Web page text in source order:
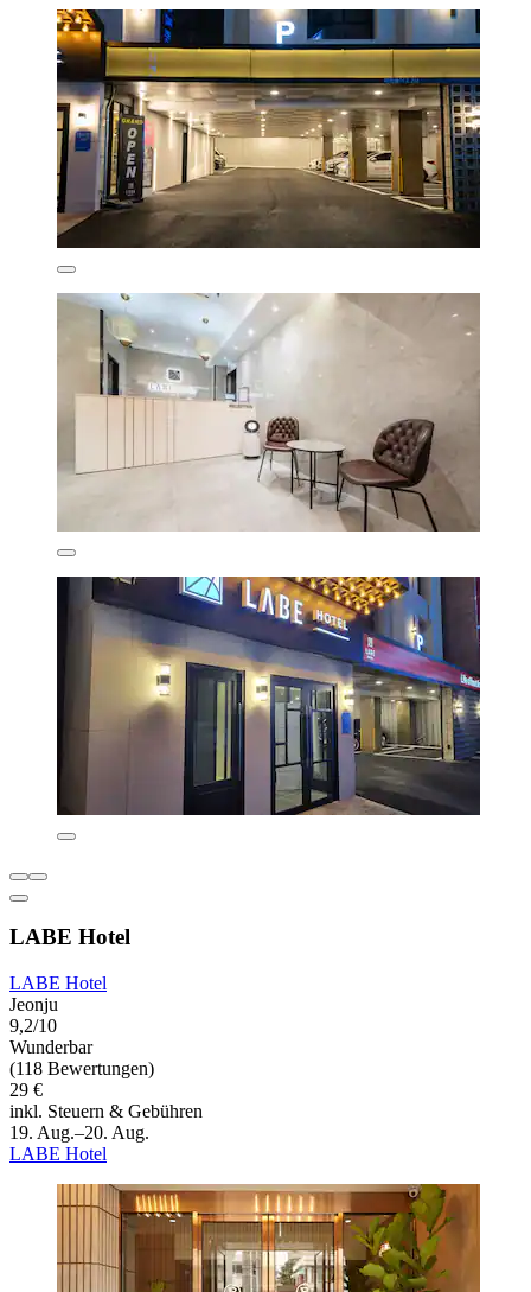
LABE Hotel
LABE Hotel
Jeonju
9,2/10
Wunderbar
(118 Bewertungen)
29 €
inkl. Steuern & Gebühren
19. Aug.–20. Aug.
LABE Hotel